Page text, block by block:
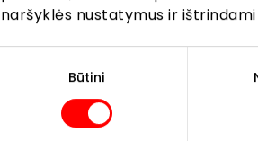
naršyklės nustatymus ir
Būtini
Parduotuvės
Paslaugos